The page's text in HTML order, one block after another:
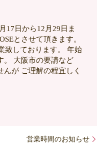
17日から12月29日ま
とさせて頂きます。
致しております。 年始
。 大阪市の要請など
が ご理解の程宜しく
営業時間のお知らせ